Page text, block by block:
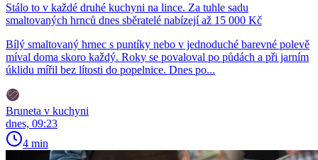
Stálo to v každé druhé kuchyni na lince. Za tuhle sadu
smaltovaných hrnců dnes sběratelé nabízejí až 15 000 Kč
Bílý smaltovaný hrnec s puntíky nebo v jednoduché barevné polevě
míval doma skoro každý. Roky se povaloval po půdách a při jarním
úklidu mířil bez lítosti do popelnice. Dnes po...
Bruneta v kuchyni
dnes, 09:23
4 min